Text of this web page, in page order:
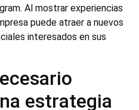
Al mostrar experiencias
puede atraer a nuevos
interesados en sus
estrategia